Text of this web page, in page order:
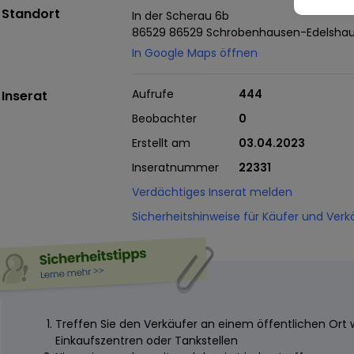
Standort
In der Scherau 6b
86529 86529 Schrobenhausen-
In Google Maps öffnen
Inserat Aufrufe
444
Beobachter
0
Erstellt am
03.04.2023
Inseratnummer
22331
Verdächtiges Inserat melden
Sicherheitshinweise für Käufer und
Treffen Sie den Verkäufer an einem öffentlichen Ort
Einkaufszentren oder Tankstellen